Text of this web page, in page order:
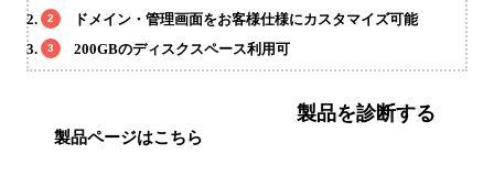
ドメイン・管理画面をお客様仕様にカスタマイズ可能
200GBのディスクスペース利用可
製品ページはこちら
製品を診断する